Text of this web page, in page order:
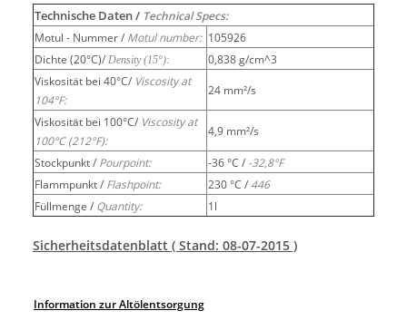
Technische Daten / Technical Specs:
Motul - Nummer / Motul number: 105926
Dichte (20°C)/ Density (15°):
0,838 g/cm^3
Viskosität bei 40°C/ Viscosity at
104°F:
24 mm²/s
Viskosität bei 100°C/ Viscosity at
100°C (212°F):
4,9 mm²/s
Stockpunkt / Pourpoint: -36 °C / -32,8°F
Flammpunkt / Flashpoint: 230 °C / 446
Füllmenge / Quantity: 1l
Sicherheitsdatenblatt ( Stand: 08-07-2015 )
Information zur Altölentsorgung